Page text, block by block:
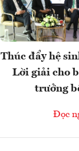
Thúc đẩy hệ
Lời giải cho
trưởng
Đọc